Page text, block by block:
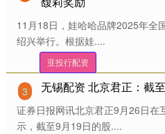
11月18日，娃哈哈品牌2025年全
绍兴举行。根据娃....
亚投行配资
3
无锡配资 北京君正：截
证券日报网讯北京君正9月26日在
示，截至9月19日的股....